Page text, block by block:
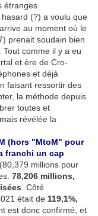
étranges
(?) a voulu que
au moment où le
prenait soudain bien
comme il y a eu
et ère de Cro-
et déjà
faisant ressortir des
la méthode depuis
toutes et
révélée la
(hors "MtoM" pour
franchi un cap
(80,379 millions pour
78,206 millions,
. Côté
était de 119,1%,
est donc confirmé, et